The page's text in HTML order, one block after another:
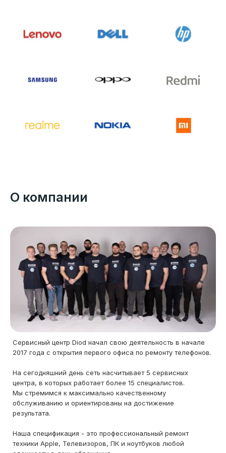
О компании
Сервисный центр Diod начал свою деятельность в начале
2017 года с открытия первого офиса по ремонту телефонов.
На сегодняшний день сеть насчитывает 5 сервисных
центра, в которых работает более 15 специалистов.
Мы стремимся к максимально качественному
обслуживанию и ориентированы на достижение
результата.
Наша спецификация - это профессиональный ремонт
техники Apple, Телевизоров, ПК и ноутбуков любой